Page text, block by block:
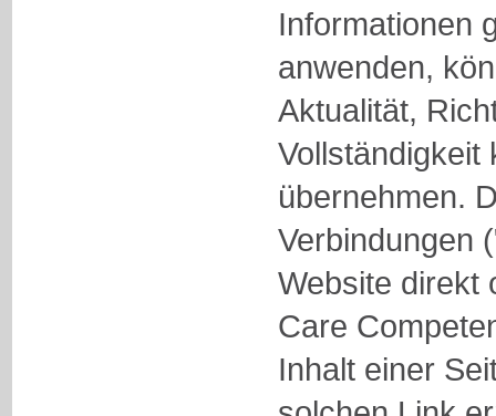
Informationen
anwenden,
Aktualität,
Vollständigkeit
übernehmen.
Verbindungen
Website direkt
Care
Inhalt einer